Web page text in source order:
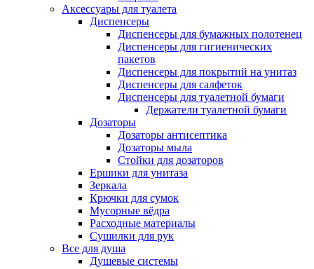
Аксессуары для туалета
Диспенсеры
Диспенсеры для бумажных полотенец
Диспенсеры для гигиенических
пакетов
Диспенсеры для покрытий на унитаз
Диспенсеры для салфеток
Диспенсеры для туалетной бумаги
Держатели туалетной бумаги
Дозаторы
Дозаторы антисептика
Дозаторы мыла
Стойки для дозаторов
Ершики для унитаза
Зеркала
Крючки для сумок
Мусорные вёдра
Расходные материалы
Сушилки для рук
Все для душа
Душевые системы